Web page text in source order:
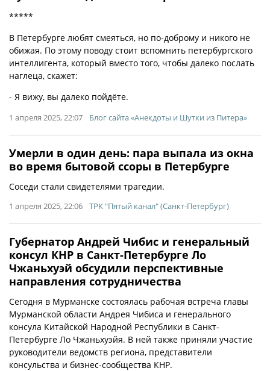
*****
В Петербурге любят смеяться, но по-доброму и никого не
обижая. По этому поводу стоит вспомнить петербургского
интеллигента, который вместо того, чтобы далеко послать
наглеца, скажет:
- Я вижу, вы далеко пойдёте.
1 апреля 2025, 22:07 Блог сайта «Анекдоты и Шутки из Питера»
Умерли в один день: пара выпала из окна
во время бытовой ссоры в Петербурге
Соседи стали свидетелями трагедии.
1 апреля 2025, 22:06 ТРК "Пятый канал" (Санкт-Петербург)
Губернатор Андрей Чибис и генеральный
консул КНР в Санкт-Петербурге Ло
Чжаньхуэй обсудили перспективные
направления сотрудничества
Сегодня в Мурманске состоялась рабочая встреча главы
Мурманской области Андрея Чибиса и генерального
консула Китайской Народной Республики в Санкт-
Петербурге Ло Чжаньхуэйя. В ней также приняли участие
руководители ведомств региона, представители
консульства и бизнес-сообщества КНР.